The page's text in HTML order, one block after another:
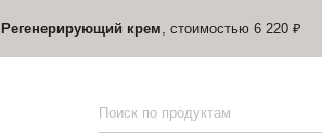
Регенерирующий крем , стоимостью 6 220 ₽